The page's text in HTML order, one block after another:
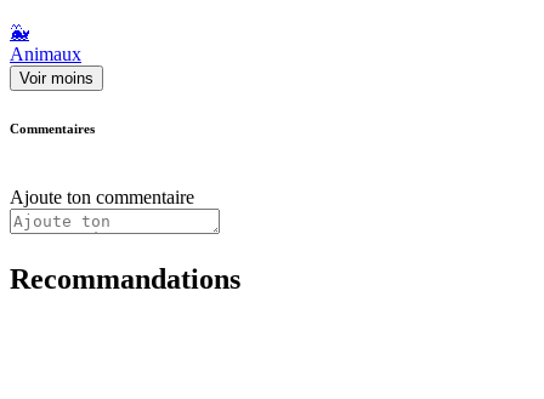
🐳
Animaux
Voir moins
Commentaires
Ajoute ton commentaire
Recommandations